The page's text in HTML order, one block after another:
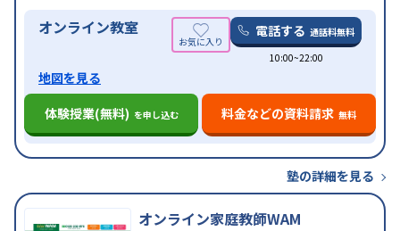
オンライン教室 電話する 通話料無料
10:00~22:00
地図を見る
体験授業(無料) を申し込む 料金などの資料請求 無料
塾の詳細を見る
オンライン家庭教師WAM